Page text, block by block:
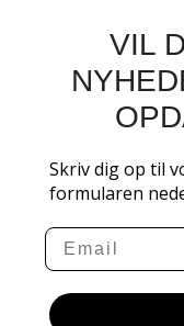
VIL
Skriv dig op til
formularen
Email